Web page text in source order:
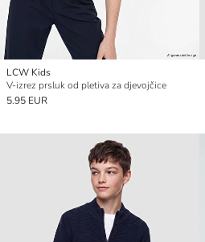
LCW Kids
V-izrez prsluk od pletiva za djevojčice
5.95 EUR